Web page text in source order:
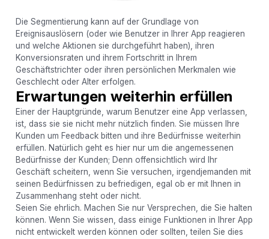
Die Segmentierung kann auf der Grundlage von
Ereignisauslösern (oder wie Benutzer in Ihrer App reagieren
und welche Aktionen sie durchgeführt haben), ihren
Konversionsraten und ihrem Fortschritt in Ihrem
Geschäftstrichter oder ihren persönlichen Merkmalen wie
Geschlecht oder Alter erfolgen.
Erwartungen weiterhin erfüllen
Einer der Hauptgründe, warum Benutzer eine App verlassen,
ist, dass sie sie nicht mehr nützlich finden. Sie müssen Ihre
Kunden um Feedback bitten und ihre Bedürfnisse weiterhin
erfüllen. Natürlich geht es hier nur um die angemessenen
Bedürfnisse der Kunden; Denn offensichtlich wird Ihr
Geschäft scheitern, wenn Sie versuchen, irgendjemanden mit
seinen Bedürfnissen zu befriedigen, egal ob er mit Ihnen in
Zusammenhang steht oder nicht.
Seien Sie ehrlich. Machen Sie nur Versprechen, die Sie halten
können. Wenn Sie wissen, dass einige Funktionen in Ihrer App
nicht entwickelt werden können oder sollten, teilen Sie dies